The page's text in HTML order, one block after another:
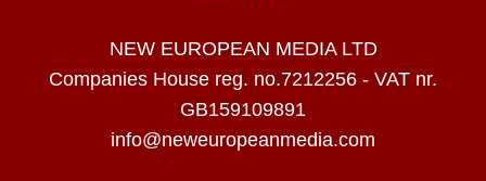
NEW EUROPEAN MEDIA LTD
Companies House reg. no.7212256 - VAT nr.
GB159109891
info@neweuropeanmedia.com